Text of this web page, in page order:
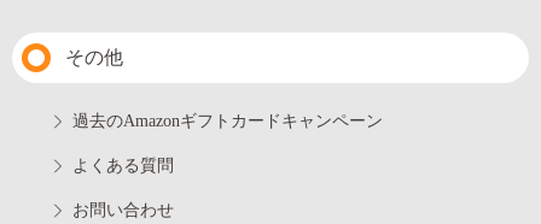
その他
過去のAmazonギフトカードキャンペーン
よくある質問
お問い合わせ